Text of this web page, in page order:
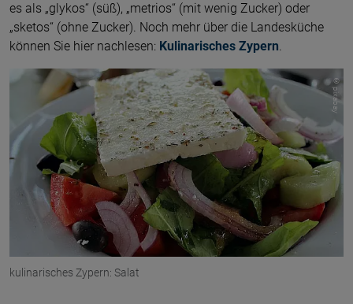
es als „glykos“ (süß), „metrios“ (mit wenig Zucker) oder
„sketos“ (ohne Zucker). Noch mehr über die Landesküche
können Sie hier nachlesen: Kulinarisches Zypern.
kulinarisches Zypern: Salat
© pixabay